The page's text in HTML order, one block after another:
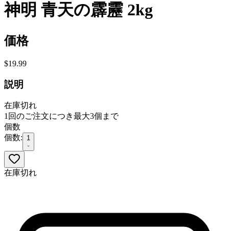
神明 青天の霹靂 2kg
価格
$19.99
説明
在庫切れ
1回のご注文につき最大3個まで
個数
個数:
1
在庫切れ